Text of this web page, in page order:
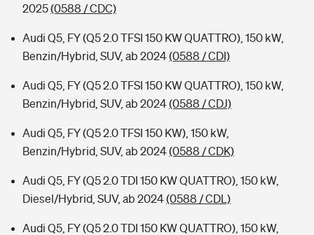
2025(0588 / CDC)
Audi Q5, FY (Q5 2.0 TFSI 150 KW QUATTRO), 150 kW,
Benzin/Hybrid, SUV, ab 2024(0588 / CDI)
Audi Q5, FY (Q5 2.0 TFSI 150 KW QUATTRO), 150 kW,
Benzin/Hybrid, SUV, ab 2024(0588 / CDJ)
Audi Q5, FY (Q5 2.0 TFSI 150 KW), 150 kW,
Benzin/Hybrid, SUV, ab 2024(0588 / CDK)
Audi Q5, FY (Q5 2.0 TDI 150 KW QUATTRO), 150 kW,
Diesel/Hybrid, SUV, ab 2024(0588 / CDL)
Audi Q5, FY (Q5 2.0 TDI 150 KW QUATTRO), 150 kW,